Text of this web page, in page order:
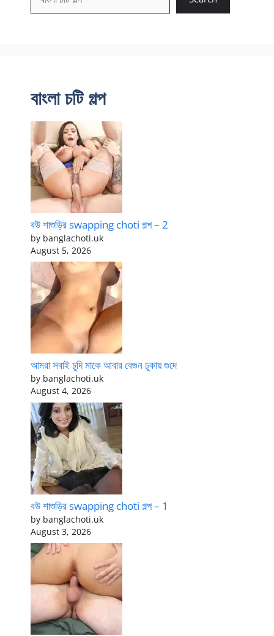
বাংলা চটি গল্প
বউ শাশুড়ির swapping choti গল্প – 2
by banglachoti.uk
August 5, 2026
আমরা সবাই চুদি মাকে আবার বেগুন ঢুকায় গুদে
by banglachoti.uk
August 4, 2026
বউ শাশুড়ির swapping choti গল্প – 1
by banglachoti.uk
August 3, 2026